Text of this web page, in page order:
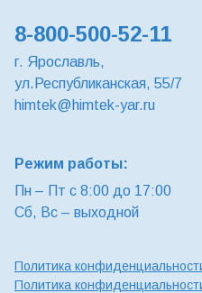
8-800-500-52-11
г. Ярославль,
ул.Республиканская, 55/7
himtek@himtek-yar.ru
Режим работы:
Пн – Пт с 8:00 до 17:00
Сб, Вс – выходной
Политика
Политика